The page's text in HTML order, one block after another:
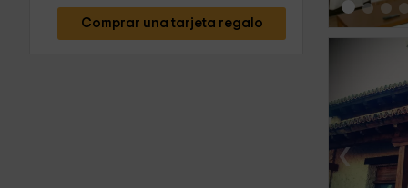
Comprar una tarjeta regalo
‹